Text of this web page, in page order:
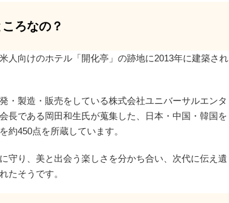
ろなの？
人向けのホテル「開化亭」の跡地に2013年に建築され
・製造・販売をしている株式会社ユニバーサルエンタ
長である岡田和生氏が蒐集した、日本・中国・韓国を
約450点を所蔵しています。
守り、美と出会う楽しさを分かち合い、次代に伝え遺
たそうです。